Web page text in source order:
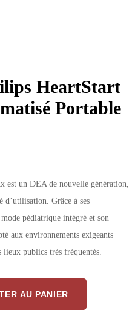
HeartStart
Portable
est un DEA de nouvelle génération,
d’utilisation. Grâce à ses
pédiatrique intégré et son
aux environnements exigeants
lieux publics très fréquentés.
AU PANIER